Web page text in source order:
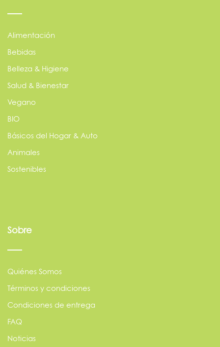
Alimentación
Bebidas
Belleza & Higiene
Salud & Bienestar
Vegano
BIO
Básicos del Hogar & Auto
Animales
Sostenibles
Sobre
Quiénes Somos
Términos y condiciones
Condiciones de entrega
FAQ
Noticias